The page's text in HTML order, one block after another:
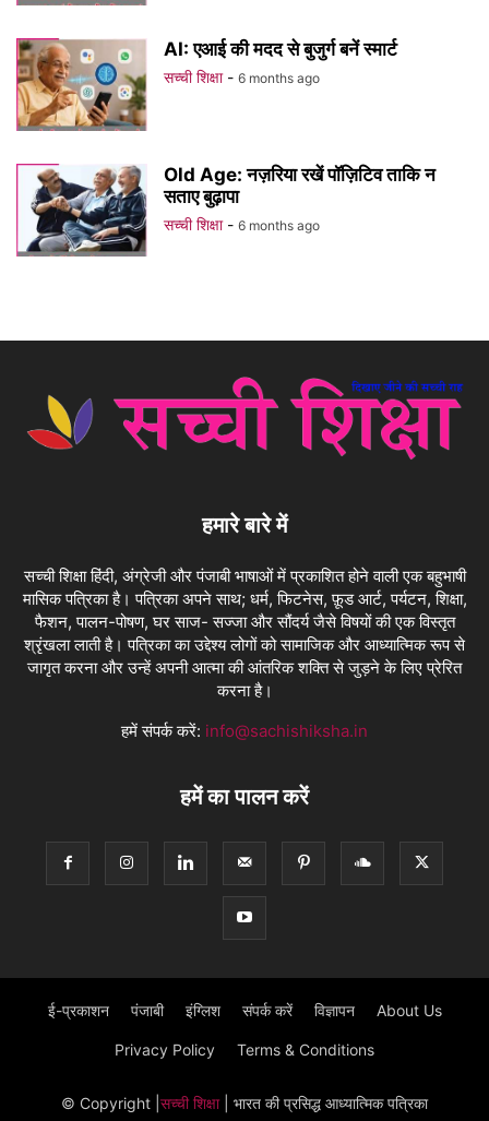
AI: एआई की मदद से बुजुर्ग बनें स्मार्ट
सच्ची शिक्षा - 6 months ago
Old Age: नज़रिया रखें पॉज़िटिव ताकि न
सताए बुढ़ापा
सच्ची शिक्षा - 6 months ago
हमारे बारे में
सच्ची शिक्षा हिंदी, अंग्रेजी और पंजाबी भाषाओं में प्रकाशित होने वाली एक बहुभाषी
मासिक पत्रिका है। पत्रिका अपने साथ; धर्म, फिटनेस, फ़ूड आर्ट, पर्यटन, शिक्षा,
फैशन, पालन-पोषण, घर साज- सज्जा और सौंदर्य जैसे विषयों की एक विस्तृत
श्रृंखला लाती है। पत्रिका का उद्देश्य लोगों को सामाजिक और आध्यात्मिक रूप से
जागृत करना और उन्हें अपनी आत्मा की आंतरिक शक्ति से जुड़ने के लिए प्रेरित
करना है।
हमें संपर्क करें: info@sachishiksha.in
हमें का पालन करें
ई-प्रकाशन पंजाबी इंग्लिश संपर्क करें विज्ञापन About Us
Privacy Policy Terms & Conditions
© Copyright सच्ची शिक्षा| भारत की प्रसिद्ध आध्यात्मिक पत्रिका